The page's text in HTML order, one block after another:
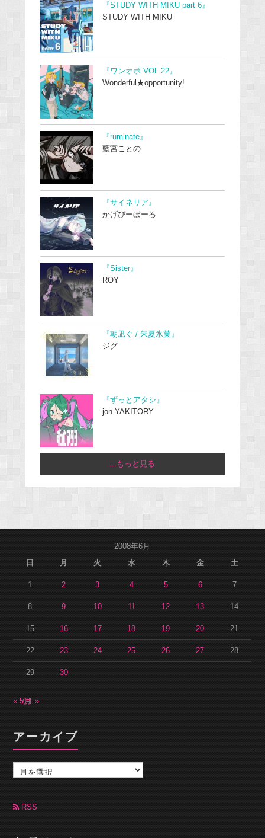
『STUDY WITH MIKU part 6』
STUDY WITH MIKU
『ワンオポ VOL.22』
Wonderful★opportunity!
『ruminate』
藍宮ことの
『サイネリア』
かげぴーぼーる
『Sister』
ROY
『朝凪ぐ / 朱夏氷菓』
ジグ
『ずっとアタシ』
jon-YAKITORY
...もっと見る
2008年6月
日
月 火 水 木 金 土
1 2 3 4 5 6 7
8 9 10 11 12 13 14
15 16 17 18 19 20 21
22 23 24 25 26 27 28
29 30
« 5月7月 »
アーカイブ
カ
ブ RSS